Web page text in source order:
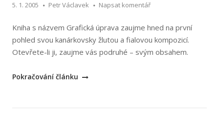
5. 1. 2005 Petr Václavek Napsat komentář
Kniha s názvem Grafická úprava zaujme hned na první
pohled svou kanárkovsky žlutou a fialovou kompozicí.
Otevřete-li ji, zaujme vás podruhé – svým obsahem.
„Robin
Pokračování článku